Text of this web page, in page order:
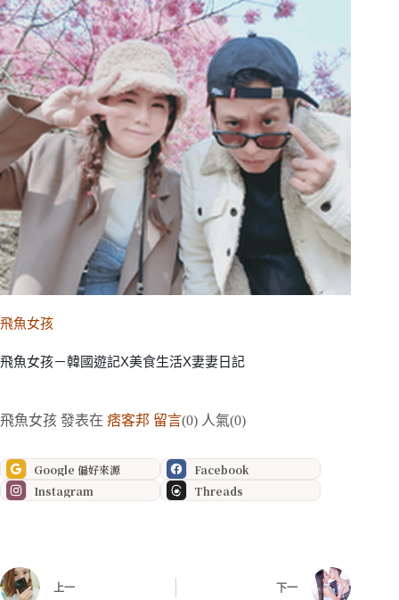
飛魚女孩
飛魚女孩－韓國遊記X美食生活X妻妻日記
飛魚女孩 發表在 痞客邦 留言(0) 人氣(0)
Google 偏好來源
Facebook
Instagram
Threads
上一 下一